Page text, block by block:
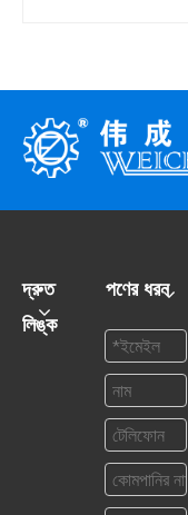
দ্রুত
লিঙ্ক
পণের ধরন